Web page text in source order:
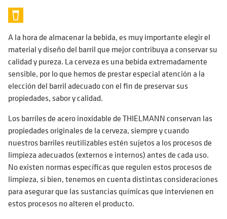
A la hora de almacenar la bebida, es muy importante elegir el
material y diseño del barril que mejor contribuya a conservar su
calidad y pureza. La cerveza es una bebida extremadamente
sensible, por lo que hemos de prestar especial atención a la
elección del barril adecuado con el fin de preservar sus
propiedades, sabor y calidad.
Los barriles de acero inoxidable de THIELMANN conservan las
propiedades originales de la cerveza, siempre y cuando
nuestros barriles reutilizables estén sujetos a los procesos de
limpieza adecuados (externos e internos) antes de cada uso.
No existen normas específicas que regulen estos procesos de
limpieza, si bien, tenemos en cuenta distintas consideraciones
para asegurar que las sustancias químicas que intervienen en
estos procesos no alteren el producto.